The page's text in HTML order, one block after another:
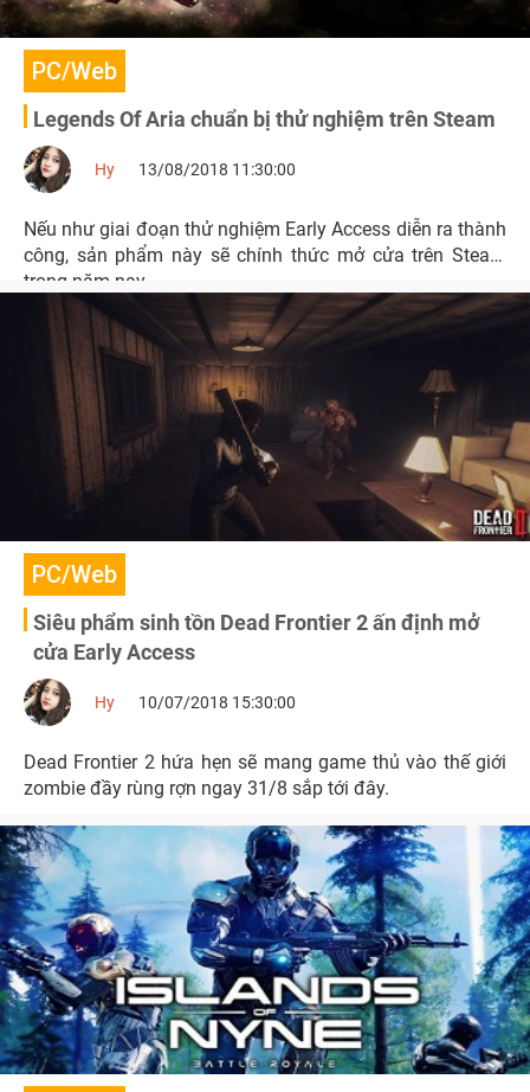
PC/Web
Legends Of Aria chuẩn bị thử nghiệm trên Steam
Hy 13/08/2018 11:30:00
Nếu như giai đoạn thử nghiệm Early Access diễn ra thành
công, sản phẩm này sẽ chính thức mở cửa trên Steam
trong năm nay.
PC/Web
Siêu phẩm sinh tồn Dead Frontier 2 ấn định mở
cửa Early Access
Hy 10/07/2018 15:30:00
Dead Frontier 2 hứa hẹn sẽ mang game thủ vào thế giới
zombie đầy rùng rợn ngay 31/8 sắp tới đây.